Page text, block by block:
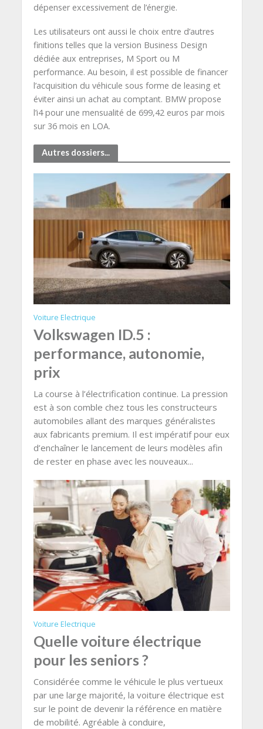
dépenser excessivement de l’énergie.
Les utilisateurs ont aussi le choix entre d’autres
finitions telles que la version Business Design
dédiée aux entreprises, M Sport ou M
performance. Au besoin, il est possible de financer
l’acquisition du véhicule sous forme de leasing et
éviter ainsi un achat au comptant. BMW propose
l’i4 pour une mensualité de 699,42 euros par mois
sur 36 mois en LOA.
Autres dossiers...
Voiture Electrique
Volkswagen ID.5 :
performance, autonomie,
prix
La course à l’électrification continue. La pression
est à son comble chez tous les constructeurs
automobiles allant des marques généralistes
aux fabricants premium. Il est impératif pour eux
d’enchaîner le lancement de leurs modèles afin
de rester en phase avec les nouveaux...
Voiture Electrique
Quelle voiture électrique
pour les seniors ?
Considérée comme le véhicule le plus vertueux
par une large majorité, la voiture électrique est
sur le point de devenir la référence en matière
de mobilité. Agréable à conduire,